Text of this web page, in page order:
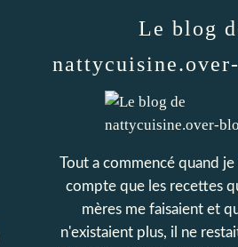
Le blog
Tout a commencé quand je
compte que les recettes
mères me faisaient et
n'existaient plus, il ne